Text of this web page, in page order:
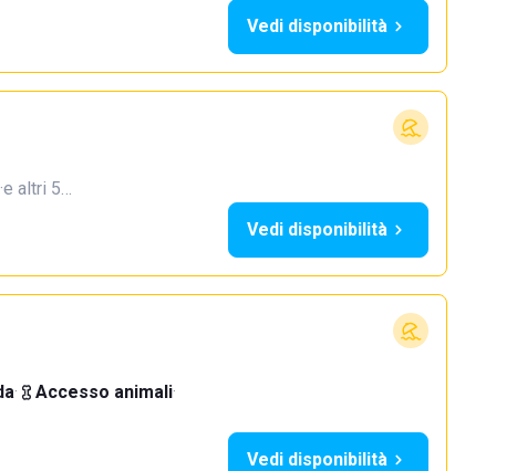
Vedi disponibilità
·e altri 5…
Vedi disponibilità
· Accesso animali·
Vedi disponibilità